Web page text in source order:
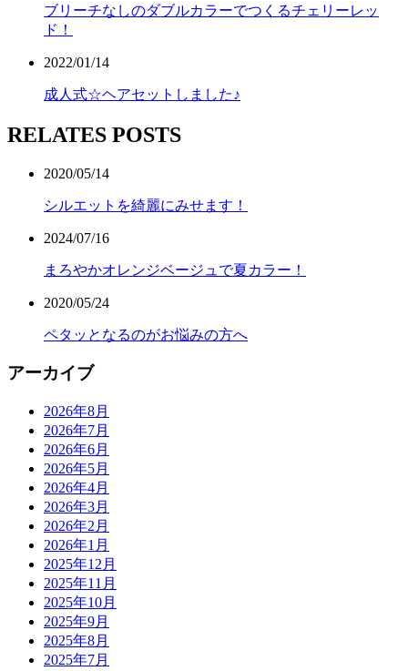
ブリーチなしのダブルカラーでつくるチェリーレッ
ド！
2022/01/14
成人式☆ヘアセットしました♪
RELATES POSTS
2020/05/14
シルエットを綺麗にみせます！
2024/07/16
まろやかオレンジベージュで夏カラー！
2020/05/24
ペタッとなるのがお悩みの方へ
アーカイブ
2026年8月
2026年7月
2026年6月
2026年5月
2026年4月
2026年3月
2026年2月
2026年1月
2025年12月
2025年11月
2025年10月
2025年9月
2025年8月
2025年7月